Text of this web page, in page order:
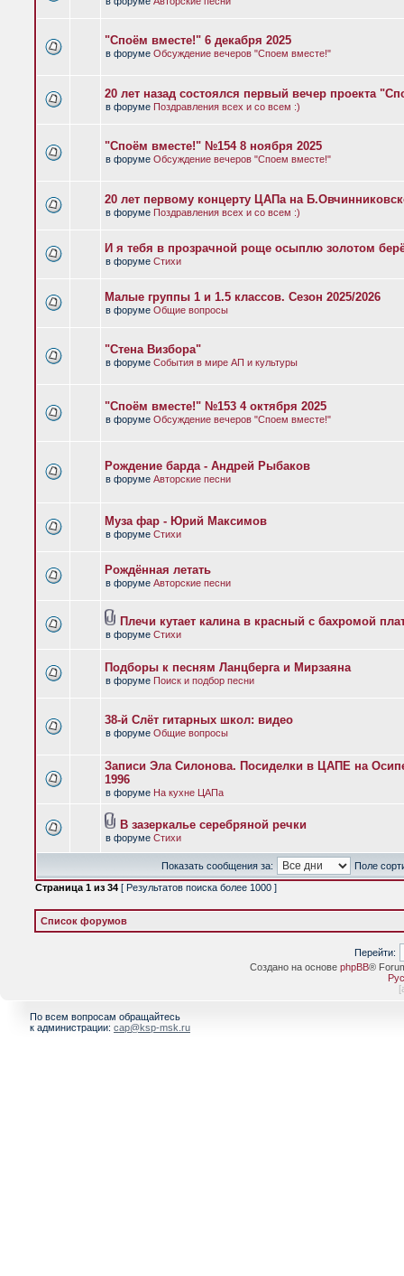
"Споём вместе!" 6 декабря 2025
в форуме Обсуждение вечеров "Споем вместе!"
20 лет назад состоялся первый вечер проекта
в форуме Поздравления всех и со всем :)
"Споём вместе!" №154 8 ноября 2025
в форуме Обсуждение вечеров "Споем вместе!"
20 лет первому концерту ЦАПа на
в форуме Поздравления всех и со всем :)
И я тебя в прозрачной роще осыплю золотом
в форуме Стихи
Малые группы 1 и 1.5 классов. Сезон 2025/2026
в форуме Общие вопросы
"Стена Визбора"
в форуме События в мире АП и культуры
"Споём вместе!" №153 4 октября 2025
в форуме Обсуждение вечеров "Споем вместе!"
Рождение барда - Андрей Рыбаков
в форуме Авторские песни
Муза фар - Юрий Максимов
в форуме Стихи
Рождённая летать
в форуме Авторские песни
Плечи кутает калина в красный с бахромой
в форуме Стихи
Подборы к песням Ланцберга и Мирзаяна
в форуме Поиск и подбор песни
38-й Слёт гитарных школ: видео
в форуме Общие вопросы
Записи Эла Силонова. Посиделки в ЦАПЕ на
1996
в форуме На кухне ЦАПа
В зазеркалье серебряной речки
в форуме Стихи
Показать сообщения за:
Поле
Страница 1 из 34 [ Результатов поиска более 1000 ]
Список форумов
Перейти:
Создано на основе phpBB®
[
По всем вопросам обращайтесь
к администрации: cap@ksp-msk.ru